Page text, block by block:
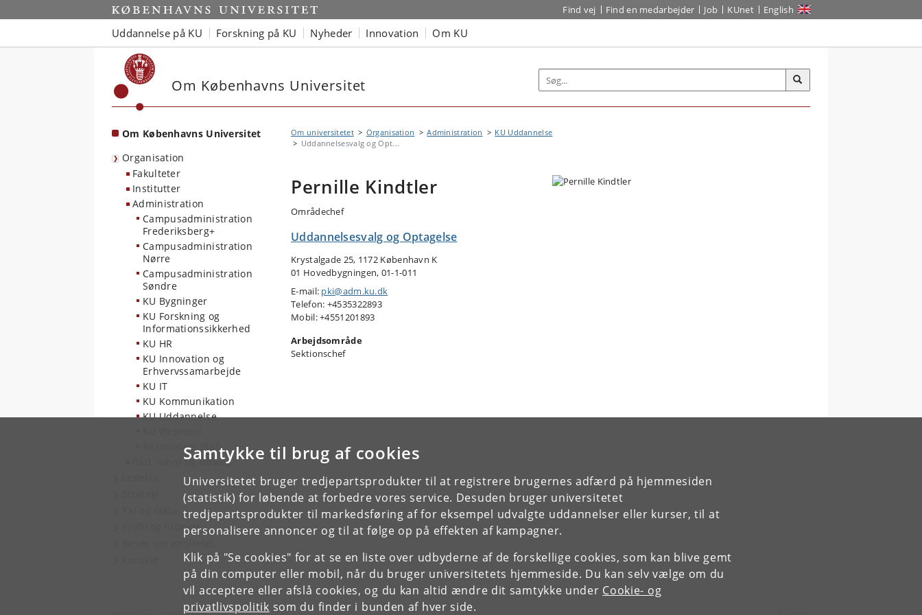
Samtykke til brug af cookies
Universitetet bruger tredjepartsprodukter til at registrere brugernes adfærd på hjemmesiden
(statistik) for løbende at forbedre vores service. Desuden bruger universitetet
tredjepartsprodukter til markedsføring af for eksempel udvalgte uddannelser eller kurser, til at
personalisere annoncer og til at følge op på effekten af kampagner.
Klik på "Se cookies" for at se en liste over udbyderne af de forskellige cookies, som kan blive gemt
på din computer eller mobil, når du bruger universitetets hjemmeside. Du kan selv vælge om du
vil acceptere eller afslå cookies, og du kan altid ændre dit samtykke under Cookie- og
privatlivspolitik som du finder i bunden af hver side.
Start Find vej Find en medarbejder Job KUnet English
Uddannelse på KU Forskning på KU Nyheder Innovation Om KU
Om Københavns Universitet
Om Københavns Universitet
Organisation
Fakulteter
Institutter
Administration
Campusadministration
Frederiksberg+
Campusadministration
Nørre
Campusadministration
Søndre
KU Bygninger
KU Forskning og
Informationssikkerhed
KU HR
KU Innovation og
Erhvervssamarbejde
KU IT
KU Kommunikation
KU Uddannelse
Rektoratets Stab
Råd, nævn og udvalg
Profil og historie
Om universitetet Organisation Administration
KU Uddannelse
Uddannelsesvalg og Opt...
Pernille Kindtler
Områdechef
Uddannelsesvalg og Optagelse
Krystalgade 25, 1172 København K
01 Hovedbygningen, 01-1-011
E-mail: pki@adm.ku.dk
Telefon: +4535322893
Mobil: +4551201893
Arbejdsområde
Sektionschef